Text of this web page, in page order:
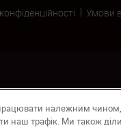
Умови
належним чином,
наш трафік. Ми також